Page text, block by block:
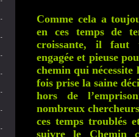
Comme cela a
en ces temps de
croissante, il faut
engagée et pieuse
chemin qui nécessite
fois prise la saine
hors de
nombreux
ces temps troublés
suivre le Chemin